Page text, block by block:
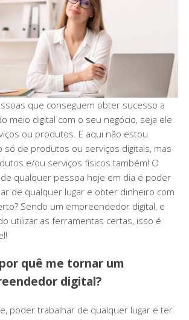
que conseguem obter sucesso a
meio digital com o seu negócio, seja ele
ou produtos. E aqui não estou
só de produtos ou serviços digitais, mas
e/ou serviços físicos também! O
qualquer pessoa hoje em dia é poder
de qualquer lugar e obter dinheiro com
Sendo um empreendedor digital, e
utilizar as ferramentas certas, isso é
quê me tornar um
digital?
poder trabalhar de qualquer lugar e ter